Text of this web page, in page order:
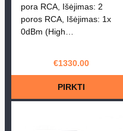
pora RCA, Išėjimas: 2
poros RCA, Išėjimas: 1x
0dBm (High…
€1330.00
PIRKTI